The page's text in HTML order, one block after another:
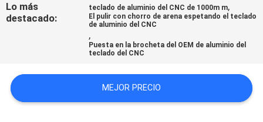
SOLICITAR
MAPA
DEL
Lo más
destacado:
teclado de aluminio del CNC de 1000m m,
El pulir con chorro de arena espetando el teclado
de aluminio del CNC
,
Puesta en la brocheta del OEM de aluminio del
teclado del CNC
MEJOR PRECIO